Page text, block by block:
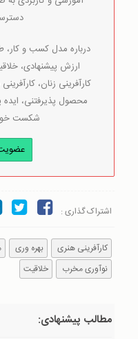
درباره مدل کسب و کار،
ارزش پیشنهادی،
کارآفرینی زنان،
محصول پذیرفتنی، ایده
شکست
اشتراک گذاری :
کارآفرینی هنری بهره وری
نوآوری مخرب
خلاقیت
مطالب پیشنهادی: